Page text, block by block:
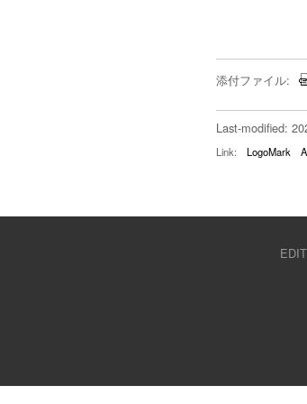
添付ファイル:
Last-modified:
Link: LogoMark
EDIT